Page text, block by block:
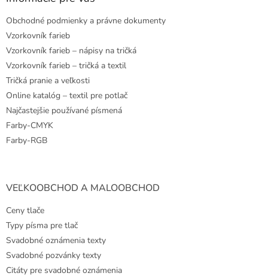
Obchodné podmienky a právne dokumenty
Vzorkovník farieb
Vzorkovník farieb – nápisy na tričká
Vzorkovník farieb – tričká a textil
Tričká pranie a veľkosti
Online katalóg – textil pre potlač
Najčastejšie používané písmená
Farby-CMYK
Farby-RGB
VEĽKOOBCHOD A MALOOBCHOD
Ceny tlače
Typy písma pre tlač
Svadobné oznámenia texty
Svadobné pozvánky texty
Citáty pre svadobné oznámenia